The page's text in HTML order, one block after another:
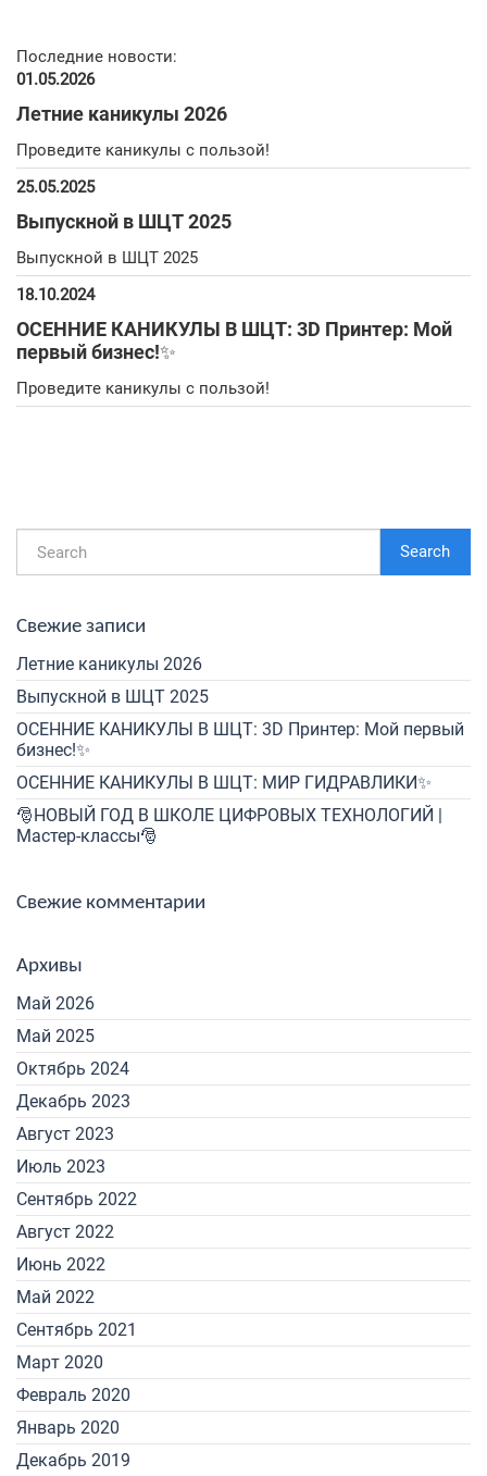
Последние новости:
01.05.2026
Летние каникулы 2026
Проведите каникулы с пользой!
25.05.2025
Выпускной в ШЦТ 2025
Выпускной в ШЦТ 2025
18.10.2024
ОСЕННИЕ КАНИКУЛЫ В ШЦТ: 3D Принтер: Мой
первый бизнес!✨
Проведите каникулы с пользой!
Search
Свежие записи
Летние каникулы 2026
Выпускной в ШЦТ 2025
ОСЕННИЕ КАНИКУЛЫ В ШЦТ: 3D Принтер: Мой первый
бизнес!✨
ОСЕННИЕ КАНИКУЛЫ В ШЦТ: МИР ГИДРАВЛИКИ✨
🎅НОВЫЙ ГОД В ШКОЛЕ ЦИФРОВЫХ ТЕХНОЛОГИЙ |
Мастер-классы🎅
Свежие комментарии
Архивы
Май 2026
Май 2025
Октябрь 2024
Декабрь 2023
Август 2023
Июль 2023
Сентябрь 2022
Август 2022
Июнь 2022
Май 2022
Сентябрь 2021
Март 2020
Февраль 2020
Январь 2020
Декабрь 2019